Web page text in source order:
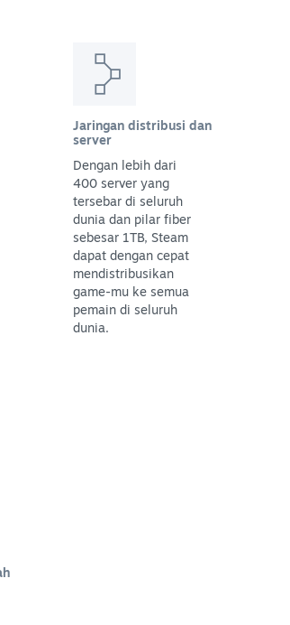
Jaringan distribusi dan
server
Dengan lebih dari
400 server yang
tersebar di seluruh
dunia dan pilar fiber
sebesar 1TB, Steam
dapat dengan cepat
mendistribusikan
game-mu ke semua
pemain di seluruh
dunia.